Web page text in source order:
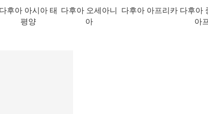
다후아 아시아 태
평양
다후아 오세아니
아
다후아 아프리카 다후아
아